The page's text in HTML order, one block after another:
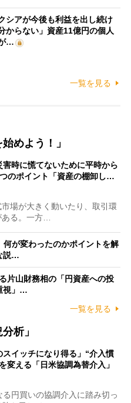
シアが今後も利益を出し続け
からない」資産11億円の個人
…
一覧を見る
めよう！」
害時に慌てないために平時から
のポイント「資産の棚卸し…
場が大きく動いたり、取引環
ある。一方…
が変わったのかポイントを解
説…
片山財務相の「円資産への投
視」…
一覧を見る
析」
スイッチになり得る」“介入慣
変える「日米協調為替介入」
円買いの協調介入に踏み切っ